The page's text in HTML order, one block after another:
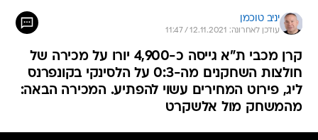
יניב טוכמן
עודכן לאחרונה: 12.11.2021 / 11:47
קרן מכבי ת"א גייסה כ-4,900 יורו על מכירה של
חולצות השחקנים מה-0:3 על הלסינקי בקונפרנס
ליג, פירוט המחירים עשוי להפתיע. המכירה הבאה:
מהמשחק מול אלשקרט